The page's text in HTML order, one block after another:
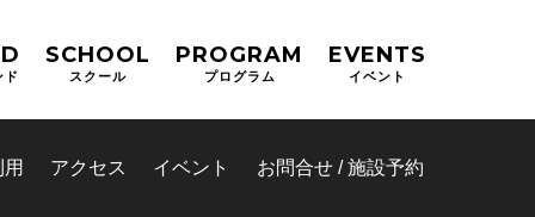
ド
SCHOOL
スクール
PROGRAM
プログラム
EVENTS
イベント
アクセス イベント お問合せ / 施設予約